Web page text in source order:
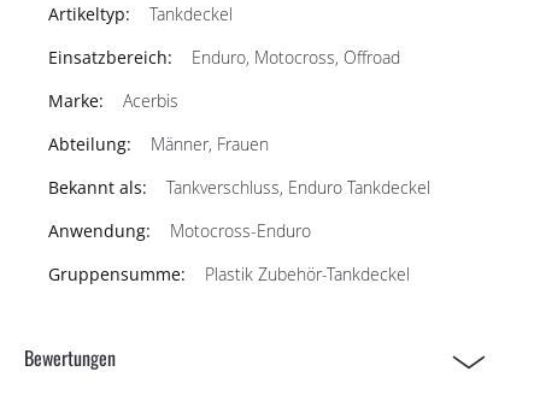
Tankdeckel
Enduro, Motocross, Offroad
Acerbis
Männer, Frauen
Tankverschluss, Enduro Tankdeckel
Motocross-Enduro
Plastik Zubehör-Tankdeckel
Bewertungen